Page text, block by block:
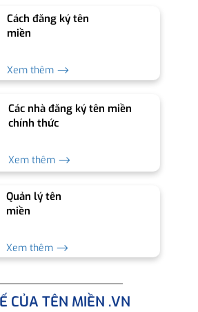
Cách đăng ký tên
miền
Xem thêm ⟶
Các nhà đăng ký tên miền
chính thức
Xem thêm ⟶
Quản lý tên
miền
Xem thêm ⟶
CỦA TÊN MIỀN .VN